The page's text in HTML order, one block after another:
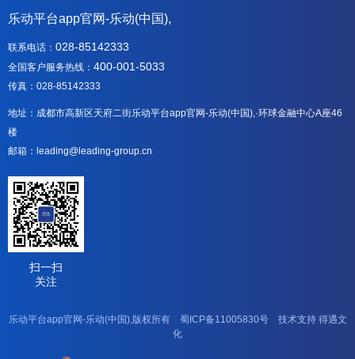
乐动平台app官网-乐动(中国),
联系电话： 028-85142333
全国客户服务热线： 400-001-5033
传真：028-85142333
地址：成都市高新区天府二街乐动平台app官网-乐动(中国),·环球金融中心A座46
楼
邮箱：leading@leading-group.cn
扫一扫
关注
乐动平台app官网-乐动(中国),版权所有 蜀ICP备11005830号技术支持 得遇文
化